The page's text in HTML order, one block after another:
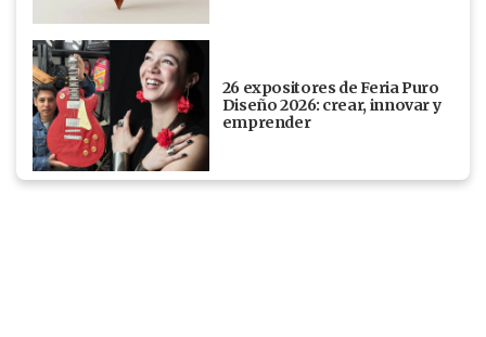
26 expositores de Feria Puro
Diseño 2026: crear, innovar y
emprender